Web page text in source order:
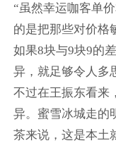
“虽然幸运咖客单
的是把那些对价格
如果8块与9块9的
异，就足够令人多
不过在王振东看来
异。蜜雪冰城走的
茶来说，这是本土